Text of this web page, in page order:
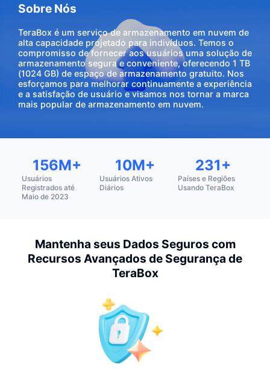
Sobre Nós
TeraBox é um serviço de armazenamento em nuvem de
alta capacidade projetado para indivíduos. Temos o
compromisso de fornecer aos usuários uma solução de
armazenamento segura e conveniente, oferecendo 1 TB
(1024 GB) de espaço de armazenamento gratuito. Nos
esforçamos para melhorar continuamente a experiência
e a satisfação de usuário e visamos nos tornar a marca
mais popular de armazenamento em nuvem.
156M+
Usuários
Registrados até
Maio de 2023
10M+
Usuários Ativos
Diários
231+
Países e Regiões
Usando TeraBox
Mantenha seus Dados Seguros com
Recursos Avançados de Segurança de
TeraBox